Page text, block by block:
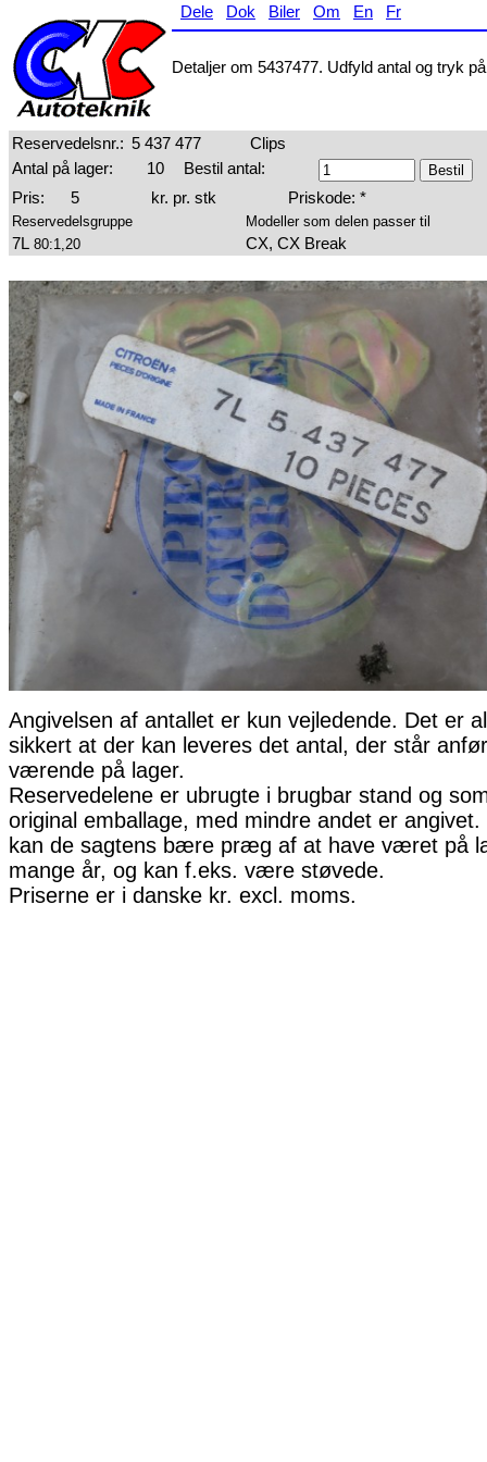
Dele Dok Biler Om En Fr
Detaljer om 5437477. Udfyld antal og tryk
Reservedelsnr.: 5 437 477
Clips
Antal på lager:
10
Bestil antal:
Pris:
5 kr. pr. stk Priskode: *
Reservedelsgruppe Modeller som delen passer til
7L 80:1,20 CX, CX Break
Angivelsen af antallet er kun vejledende. Det er
sikkert at der kan leveres det antal, der står
værende på lager.
Reservedelene er ubrugte i brugbar stand og
original emballage, med mindre andet er angivet.
kan de sagtens bære præg af at have været på
mange år, og kan f.eks. være støvede.
Priserne er i danske kr. excl. moms.